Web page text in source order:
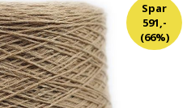
Spar
591,-
(66%)